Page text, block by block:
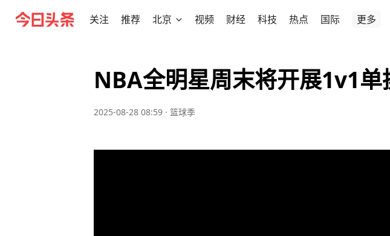
关注 推荐 北京 视频 财经 科技 热点 国际 更多
NBA全明星周末将开展1v1单
2025-08-28 08:59 · 篮球季